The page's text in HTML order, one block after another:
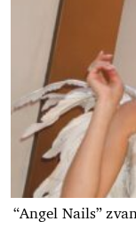
“Angel Nails”